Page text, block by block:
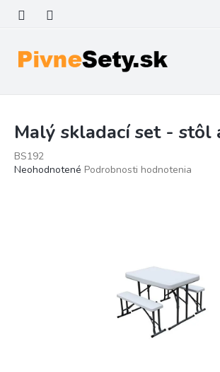
obsah
Malý skladací set - stôl
BS192
Priemerné
Neohodnotené Podrobnosti hodnotenia